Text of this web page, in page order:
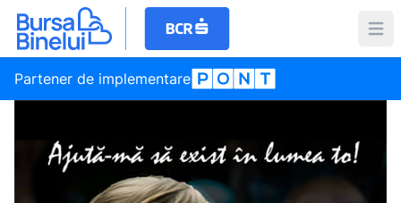
Partener de implementare